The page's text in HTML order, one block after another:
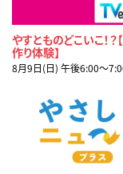
やすとものどこいこ！
作り体験】
8月9日(日) 午後6:00〜